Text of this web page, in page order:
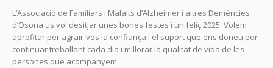
L’Associació de Familiars i Malalts d’Alzheimer i altres Demències
d’Osona us vol desitjar unes bones festes i un feliç 2025. Volem
aprofitar per agrair-vos la confiança i el suport que ens doneu per
continuar treballant cada dia i millorar la qualitat de vida de les
persones que acompanyem.